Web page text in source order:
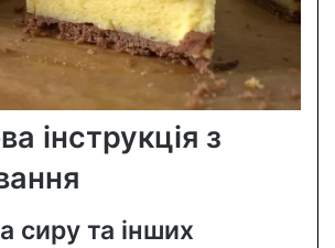
інструкція з
сиру та інших